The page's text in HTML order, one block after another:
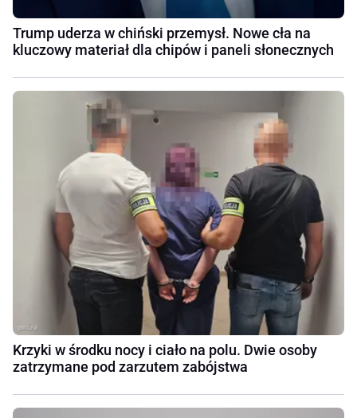
Trump uderza w chiński przemysł. Nowe cła na
kluczowy materiał dla chipów i paneli słonecznych
Krzyki w środku nocy i ciało na polu. Dwie osoby
zatrzymane pod zarzutem zabójstwa